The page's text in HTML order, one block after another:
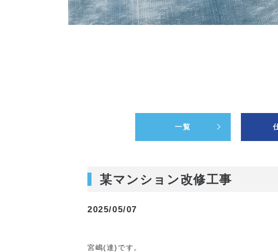
一覧
某マンション改修工事
2025/05/07
宮嶋(達)です。